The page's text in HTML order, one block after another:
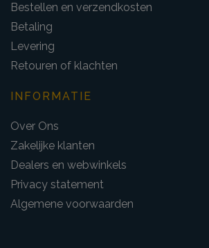
Bestellen en verzendkosten
Betaling
Levering
Retouren of klachten
INFORMATIE
Over Ons
Zakelijke klanten
Dealers en webwinkels
Privacy statement
Algemene voorwaarden